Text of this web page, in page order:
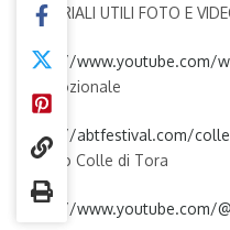
MATERIALI UTILI FOTO E
https://www.youtube.com/
promozionale
https://abtfestival.com/
evento Colle di Tora
https://www.youtube.com/